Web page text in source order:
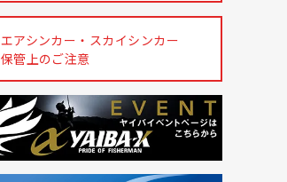
エアシンカー・スカイシンカー
保管上のご注意